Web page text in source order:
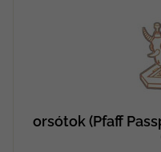
orsótok (Pfaff